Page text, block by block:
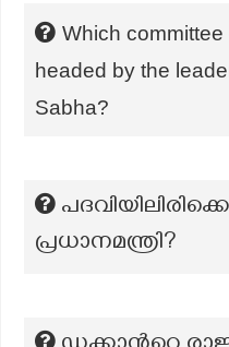
Which
headed by the
Sabha?
പ്രധാനമന്ത്രി?